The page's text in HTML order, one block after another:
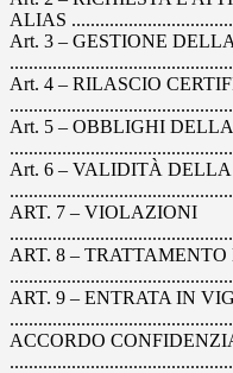
ALIAS
Art. 3 – GESTIONE
Art. 4 – RILASCIO
Art. 5 – OBBLIGHI
Art. 6 – VALIDITÀ
ART. 7 – VIOLAZIONI
ART. 8 –
ART. 9 – ENTRATA IN
ACCORDO